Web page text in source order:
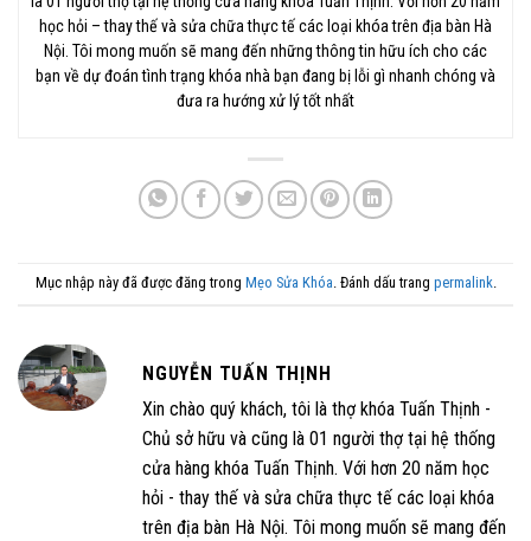
học hỏi – thay thế và sửa chữa thực tế các loại khóa trên địa bàn Hà
Nội. Tôi mong muốn sẽ mang đến những thông tin hữu ích cho các
bạn về dự đoán tình trạng khóa nhà bạn đang bị lỗi gì nhanh chóng và
đưa ra hướng xử lý tốt nhất
Mục nhập này đã được đăng trong Mẹo Sửa Khóa. Đánh dấu trang permalink.
NGUYỄN TUẤN THỊNH
Xin chào quý khách, tôi là thợ khóa Tuấn Thịnh -
Chủ sở hữu và cũng là 01 người thợ tại hệ thống
cửa hàng khóa Tuấn Thịnh. Với hơn 20 năm học
hỏi - thay thế và sửa chữa thực tế các loại khóa
trên địa bàn Hà Nội. Tôi mong muốn sẽ mang đến